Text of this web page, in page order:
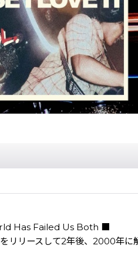
Has Failed Us Both ■
リリースして2年後、2000年